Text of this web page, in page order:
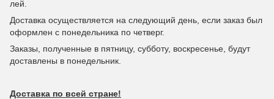
лей.
Доставка осуществляется на следующий день, если заказ был
оформлен с понедельника по четверг.
Заказы, полученные в пятницу, субботу, воскресенье, будут
доставлены в понедельник.
Доставка по всей стране!